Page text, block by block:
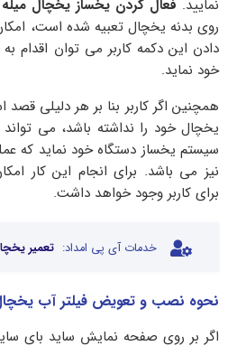
نمایید. فعال کردن یخساز یخچال میله
روی بدنه یخچال تعبیه شده است،
دادن این دکمه کاربر می توان اقدام
خود نماید.
همچنین اگر کاربر بنا بر هر دلیلی
یخچال خود را نداشته باشد، می تواند
سیستم یخساز دستگاه خود نماید که
برای کاربر وجود خواهد داشت.
خدمات آی پی امداد: تعمیر
نحوه نصب و تعویض فیلتر آب
اگر بر روی صفحه نمایش ساید بای